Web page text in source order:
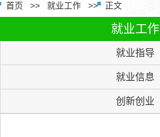
首页 >> 就业工作 >> 正文
就业工作
就业指导
就业信息
创新创业